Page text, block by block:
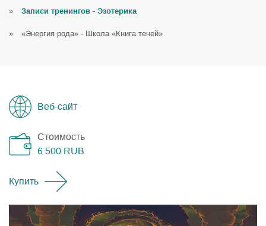
» Записи тренингов - Эзотерика
» «Энергия рода» - Школа «Книга теней»
Веб-сайт
Стоимость
6 500 RUB
Купить